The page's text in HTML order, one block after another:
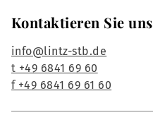
Kontaktieren Sie uns
info@lintz-stb.de
t +49 6841 69 60
f +49 6841 69 61 60